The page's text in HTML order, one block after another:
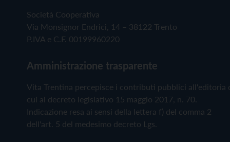
Società Cooperativa
Via Monsignor Endrici, 14 – 38122 Trento
P.IVA e C.F. 00199960220
Amministrazione trasparente
Vita Trentina percepisce i contributi pubblici all'editoria
cui al decreto legislativo 15 maggio 2017, n. 70.
Indicazione resa ai sensi della lettera f) del comma 2
dell'art. 5 del medesimo decreto Lgs.